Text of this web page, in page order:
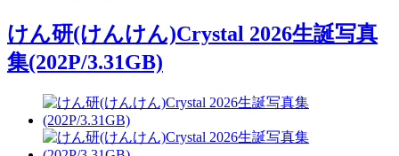
けん研(けんけん)Crystal 2026生誕写真
集(202P/3.31GB)